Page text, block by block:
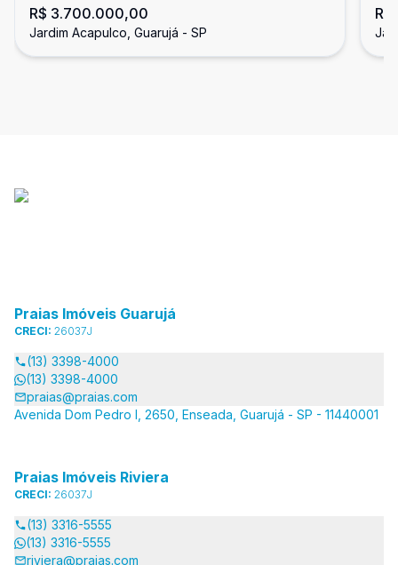
Jardim Acapulco, Guarujá
R$ 3.700.000,00
Jardim Acapulco, Guarujá - SP
Praias Imóveis Guarujá
CRECI: 26037J
(13) 3398-4000
(13) 3398-4000
praias@praias.com
Avenida Dom Pedro I, 2650, Enseada, Guarujá - SP - 11440001
Praias Imóveis Riviera
CRECI: 26037J
(13) 3316-5555
(13) 3316-5555
riviera@praias.com